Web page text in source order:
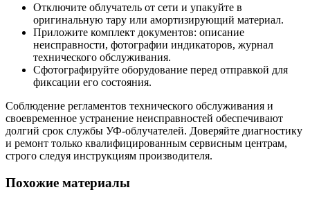
Отключите облучатель от сети и упакуйте в
оригинальную тару или амортизирующий материал.
Приложите комплект документов: описание
неисправности, фотографии индикаторов, журнал
технического обслуживания.
Сфотографируйте оборудование перед отправкой для
фиксации его состояния.
Соблюдение регламентов технического обслуживания и
своевременное устранение неисправностей обеспечивают
долгий срок службы УФ-облучателей. Доверяйте диагностику
и ремонт только квалифицированным сервисным центрам,
строго следуя инструкциям производителя.
Похожие материалы